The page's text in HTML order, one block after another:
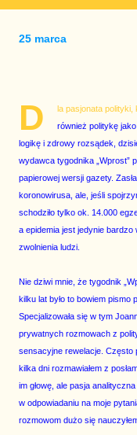
25 marca
D
la pasjonata polityki,
również politykę
logikę i zdrowy rozsądek,
wydawca tygodnika „Wprost”
papierowej wersji gazety.
koronowirusa, ale, jeśli
schodziło tylko ok. 14.000
a epidemia jest jedynie
zwolnienia ludzi.
Nie dziwi mnie, że tygodnik
kilku lat było to bowiem
Specjalizowała się w tym
prywatnych rozmowach z
sensacyjne rewelacje. Często
kilka dni rozmawiałem z
im głowę, ale pasja
w odpowiadaniu na moje
rozmowom dużo się